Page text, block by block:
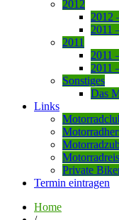
2012
2012
2011
2011
2011
2011
Sonstiges
Das
Links
Private
Termin eintragen
Home